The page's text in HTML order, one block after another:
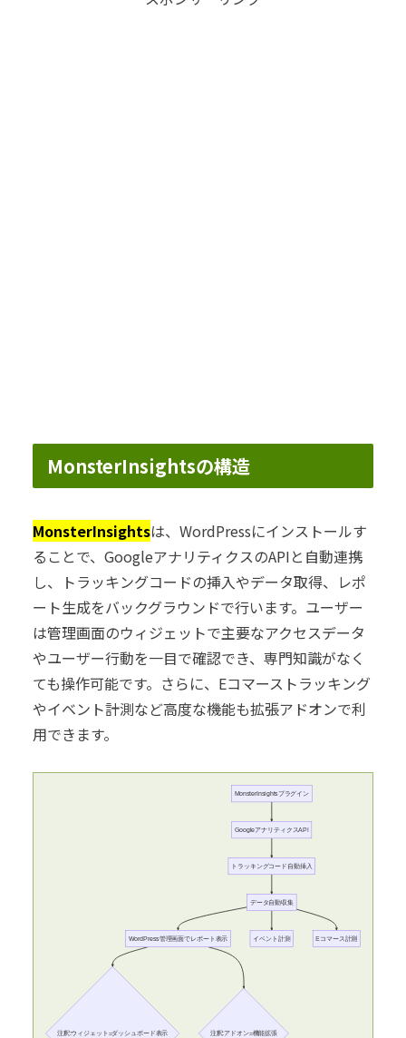
MonsterInsightsの構造
MonsterInsightsは、WordPressにインストールす
ることで、GoogleアナリティクスのAPIと自動連携
し、トラッキングコードの挿入やデータ取得、レポ
ート生成をバックグラウンドで行います。ユーザー
は管理画面のウィジェットで主要なアクセスデータ
やユーザー行動を一目で確認でき、専門知識がなく
ても操作可能です。さらに、Eコマーストラッキング
やイベント計測など高度な機能も拡張アドオンで利
用できます。
MonsterInsightsプラグイン
GoogleアナリティクスAPI
トラッキングコード自動挿入
データ自動収集
WordPress管理画面でレポート表示
注釈:ウィジェット=ダッシュボード表示 注釈:アドオン=機能拡張
イベント計測 Eコマース計測